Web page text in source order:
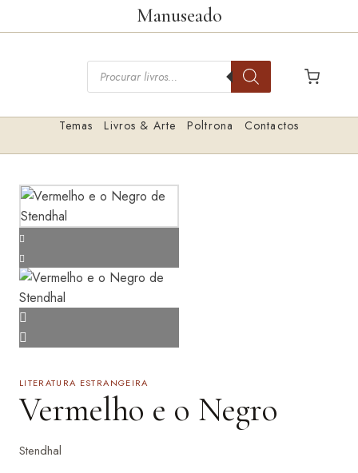
para
Manuseado
Pesquisar
livros
Temas Livros & Arte Poltrona Contactos
LITERATURA ESTRANGEIRA
Vermelho e o Negro
Stendhal